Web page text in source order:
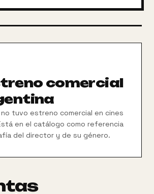
cómicas y momentos
comercial
tuvo estreno comercial en cines
en el catálogo como referencia
del director y de su género.